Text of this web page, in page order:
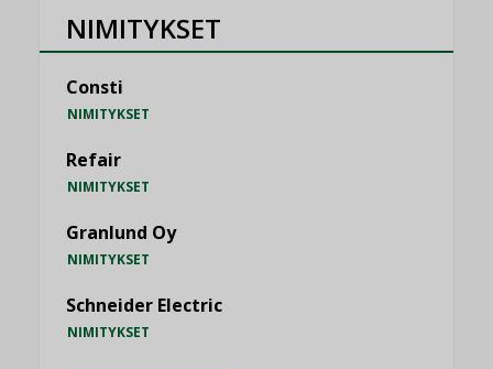
NIMITYKSET
Consti
NIMITYKSET
Refair
NIMITYKSET
Granlund Oy
NIMITYKSET
Schneider Electric
NIMITYKSET